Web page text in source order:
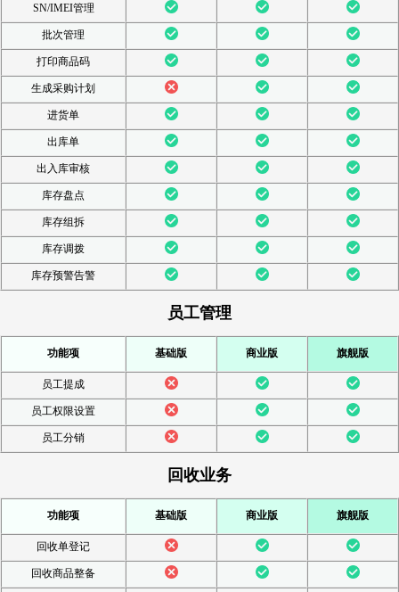
SN/IMEI管理
批次管理
打印商品码
生成采购计划
进货单
出库单
出入库审核
库存盘点
库存组拆
库存调拨
库存预警告警
员工管理
功能项 基础版 商业版 旗舰版
员工提成
员工权限设置
员工分销
回收业务
功能项 基础版 商业版 旗舰版
回收单登记
回收商品整备